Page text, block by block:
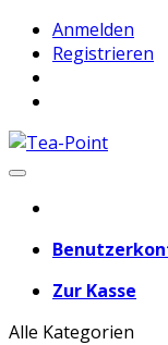
Anmelden
Registrieren
Zur Kasse
Alle Kategorien